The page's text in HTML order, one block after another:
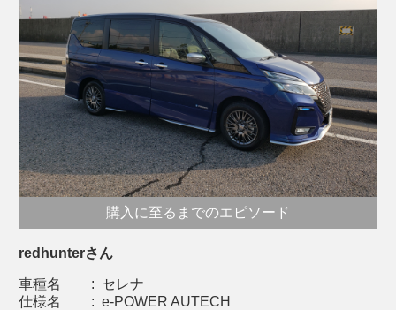
購入に至るまでのエピソード
redhunterさん
車種名 : セレナ
仕様名
: e-POWER AUTECH